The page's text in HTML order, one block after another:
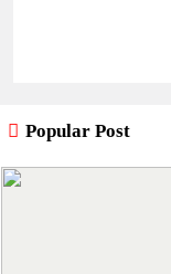
Popular Post